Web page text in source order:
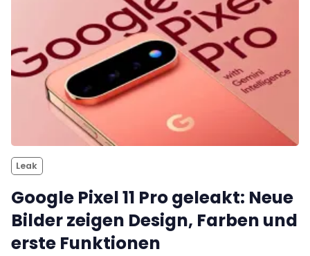
Leak
Google Pixel 11 Pro geleakt: Neue
Bilder zeigen Design, Farben und
erste Funktionen